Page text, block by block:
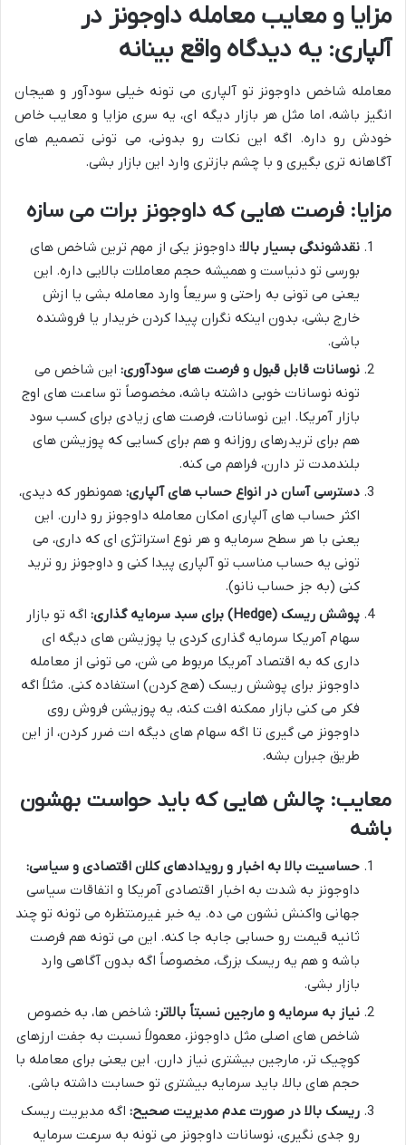
مزایا و معایب معامله داوجونز در
آلپاری: یه دیدگاه واقع بینانه
معامله شاخص داوجونز تو آلپاری می تونه خیلی سودآور و هیجان
انگیز باشه، اما مثل هر بازار دیگه ای، یه سری مزایا و معایب خاص
خودش رو داره. اگه این نکات رو بدونی، می تونی تصمیم های
آگاهانه تری بگیری و با چشم بازتری وارد این بازار بشی.
مزایا: فرصت هایی که داوجونز برات می سازه
نقدشوندگی بسیار بالا: داوجونز یکی از مهم ترین شاخص های
بورسی تو دنیاست و همیشه حجم معاملات بالایی داره. این
یعنی می تونی به راحتی و سریعاً وارد معامله بشی یا ازش
خارج بشی، بدون اینکه نگران پیدا کردن خریدار یا فروشنده
باشی.
نوسانات قابل قبول و فرصت های سودآوری: این شاخص می
تونه نوسانات خوبی داشته باشه، مخصوصاً تو ساعت های اوج
بازار آمریکا. این نوسانات، فرصت های زیادی برای کسب سود
هم برای تریدرهای روزانه و هم برای کسایی که پوزیشن های
بلندمدت تر دارن، فراهم می کنه.
دسترسی آسان در انواع حساب های آلپاری: همونطور که دیدی،
اکثر حساب های آلپاری امکان معامله داوجونز رو دارن. این
یعنی با هر سطح سرمایه و هر نوع استراتژی ای که داری، می
تونی یه حساب مناسب تو آلپاری پیدا کنی و داوجونز رو ترید
کنی (به جز حساب نانو).
پوشش ریسک (Hedge) برای سبد سرمایه گذاری:
اگه تو بازار
سهام آمریکا سرمایه گذاری کردی یا پوزیشن های دیگه ای
داری که به اقتصاد آمریکا مربوط می شن، می تونی از معامله
داوجونز برای پوشش ریسک (هج کردن) استفاده کنی. مثلاً اگه
فکر می کنی بازار ممکنه افت کنه، یه پوزیشن فروش روی
داوجونز می گیری تا اگه سهام های دیگه ات ضرر کردن، از این
طریق جبران بشه.
معایب: چالش هایی که باید حواست بهشون
باشه
حساسیت بالا به اخبار و رویدادهای کلان اقتصادی و سیاسی:
داوجونز به شدت به اخبار اقتصادی آمریکا و اتفاقات سیاسی
جهانی واکنش نشون می ده. یه خبر غیرمنتظره می تونه تو چند
ثانیه قیمت رو حسابی جابه جا کنه. این می تونه هم فرصت
باشه و هم یه ریسک بزرگ، مخصوصاً اگه بدون آگاهی وارد
بازار بشی.
نیاز به سرمایه و مارجین نسبتاً بالاتر: شاخص ها، به خصوص
شاخص های اصلی مثل داوجونز، معمولاً نسبت به جفت ارزهای
کوچیک تر، مارجین بیشتری نیاز دارن. این یعنی برای معامله با
حجم های بالا، باید سرمایه بیشتری تو حسابت داشته باشی.
ریسک بالا در صورت عدم مدیریت صحیح: اگه مدیریت ریسک
رو جدی نگیری، نوسانات داوجونز می تونه به سرعت سرمایه